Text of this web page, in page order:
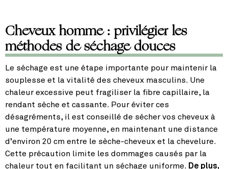
Cheveux homme : privilégier les
méthodes de séchage douces
Le séchage est une étape importante pour maintenir la
souplesse et la vitalité des cheveux masculins. Une
chaleur excessive peut fragiliser la fibre capillaire, la
rendant sèche et cassante. Pour éviter ces
désagréments, il est conseillé de sécher vos cheveux à
une température moyenne, en maintenant une distance
d’environ 20 cm entre le sèche-cheveux et la chevelure.
Cette précaution limite les dommages causés par la
chaleur tout en facilitant un séchage uniforme. De plus,